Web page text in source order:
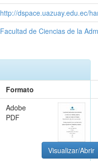
http://dspace.uazuay.edu.ec/
Facultad de Ciencias de la
Formato
Adobe
PDF
Visualizar/Abrir